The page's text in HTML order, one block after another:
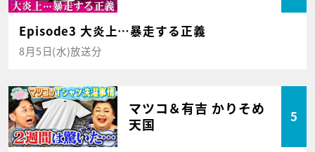
Episode3 大炎上…暴走する正義
8月5日(水)放送分
マツコ＆有吉 かりそめ
天国
5